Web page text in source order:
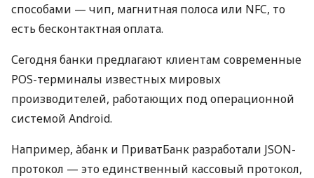
способами — чип, магнитная полоса или NFC, то
есть бесконтактная оплата.
Сегодня банки предлагают клиентам современные
POS-терминалы известных мировых
производителей, работающих под операционной
системой Android.
Например, àбанк и ПриватБанк разработали JSON-
протокол — это единственный кассовый протокол,